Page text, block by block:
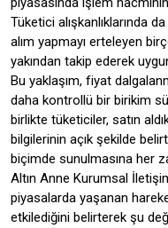
Tüketici alışkanlıklarında
alım yapmayı erteleyen
yakından takip ederek
Bu yaklaşım, fiyat
daha kontrollü bir birikim
birlikte tüketiciler, satın
bilgilerinin açık şekilde
biçimde sunulmasına her
Altın Anne Kurumsal
piyasalarda yaşanan
etkilediğini belirterek şu